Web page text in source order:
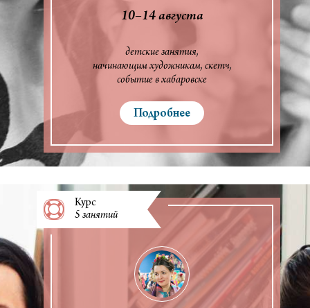
10–14 августа
детские занятия
начинающим художникам скетч
событие в хабаровске
Подробнее
Курс
5 занятий